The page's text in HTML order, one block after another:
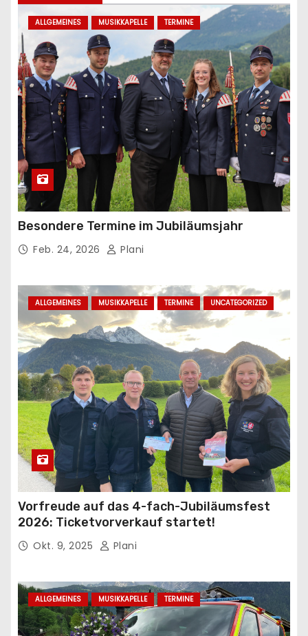
ALLGEMEINES MUSIKKAPELLE TERMINE
Besondere Termine im Jubiläumsjahr
Feb. 24, 2026 Plani
ALLGEMEINES MUSIKKAPELLE TERMINE UNCATEGORIZED
Vorfreude auf das 4-fach-Jubiläumsfest
2026: Ticketvorverkauf startet!
Okt. 9, 2025 Plani
ALLGEMEINES MUSIKKAPELLE TERMINE